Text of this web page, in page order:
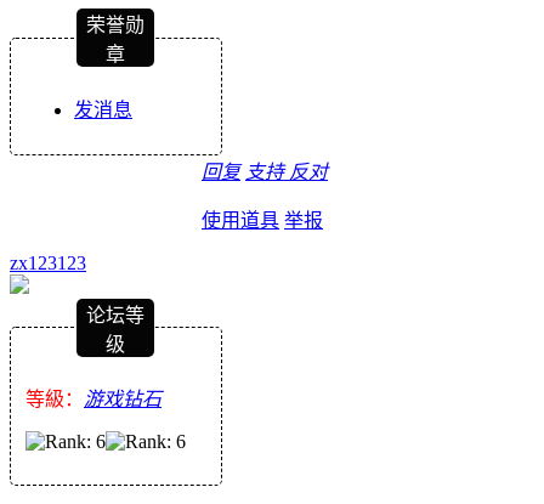
荣誉勋
章
发消息
回复 支持 反对
使用道具 举报
zx123123
论坛等
级
等級： 游戏钻石